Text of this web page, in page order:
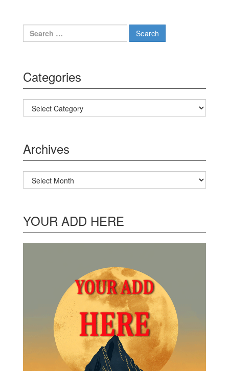
Search for:
Categories
Categories
Archives
Archives
YOUR ADD HERE